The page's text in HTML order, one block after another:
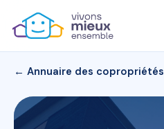
← Annuaire des copropriétés